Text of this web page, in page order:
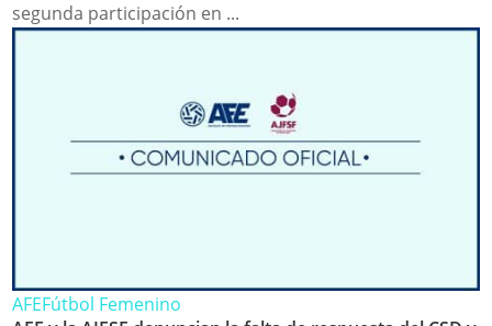
segunda participación en ...
AFEFútbol Femenino